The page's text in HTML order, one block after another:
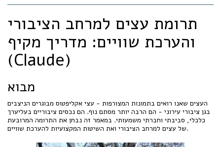
תרומת עצים למרחב הציבורי
והערכת שוויים: מדריך מקיף
(Claude)
מבוא
העצים שאנו רואים בתמונות המצורפות - עצי אקליפטוס מבוגרים הניצבים
בגן ציבורי עירוני - הם הרבה יותר מסתם נוף. הם נכסים ציבוריים בעליערך
כלכלי, סביבתי וחברתי משמעותי. במאמר זה נבחן את התרומה המרובעת
של עצים למרחב הציבורי ואת השיטות המקצועיות להערכת שוויים.